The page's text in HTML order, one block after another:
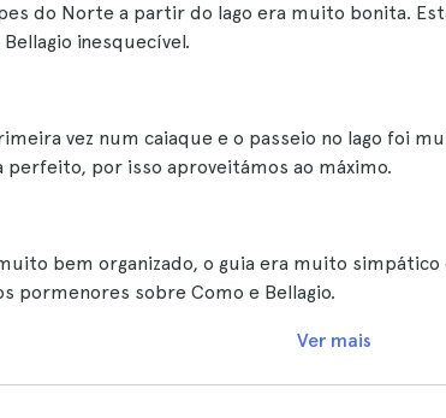
do Norte a partir do lago era muito bonita.
inesquecível.
vez num caiaque e o passeio no lago foi
perfeito, por isso aproveitámos ao máximo.
bem organizado, o guia era muito
pormenores sobre Como e Bellagio.
Ver mais